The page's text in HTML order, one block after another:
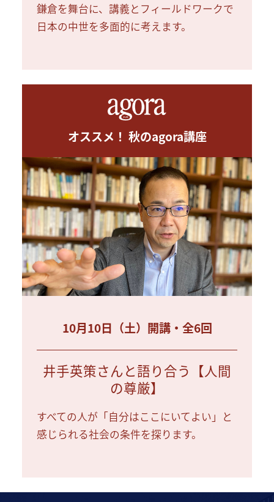
鎌倉を舞台に、講義とフィールドワークで
日本の中世を多面的に考えます。
オススメ！ 秋のagora講座
10月10日（土）開講・全6回
井手英策さんと語り合う【人間
の尊厳】
すべての人が「自分はここにいてよい」と
感じられる社会の条件を探ります。